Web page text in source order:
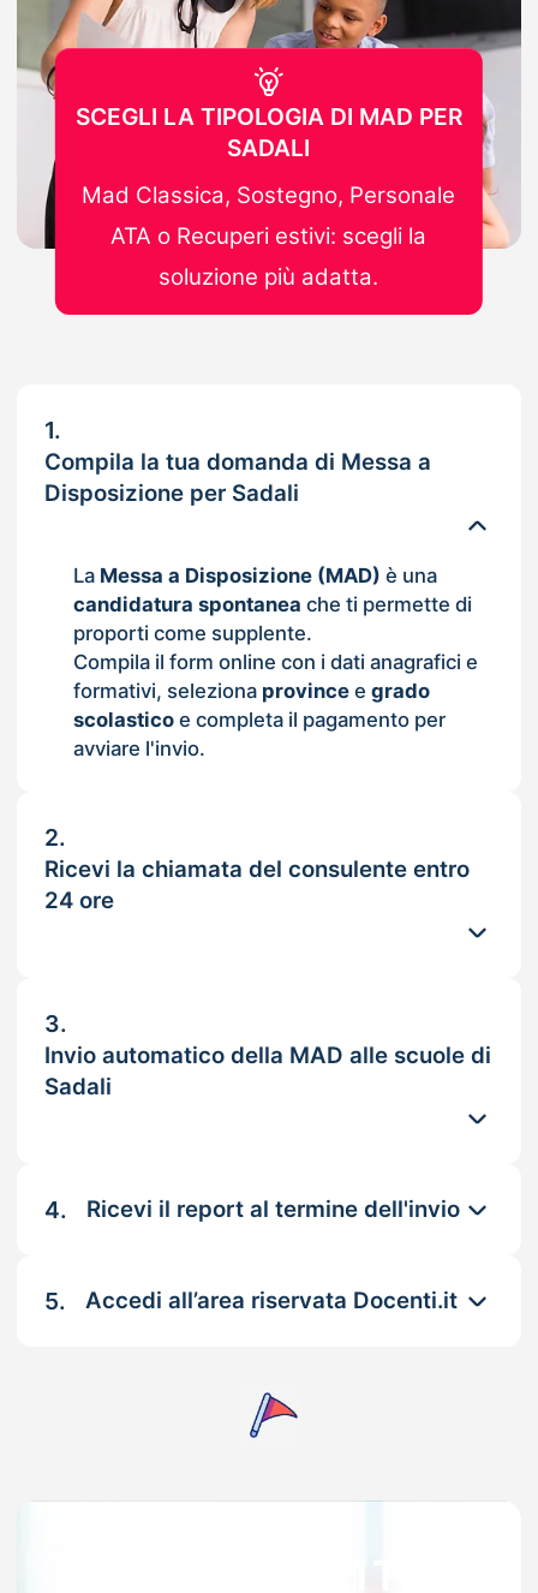
1.
Compila la tua domanda di Messa a
Disposizione per Sadali
La Messa a Disposizione (MAD) è una
candidatura spontanea che ti permette di
proporti come supplente.
Compila il form online con i dati anagrafici e
formativi, seleziona provincee grado
scolasticoe completa il pagamento per
avviare l'invio.
2.
Ricevi la chiamata del consulente entro
24 ore
3.
Invio automatico della MAD alle scuole di
Sadali
4. Ricevi il report al termine dell'invio
5. Accedi all’area riservata Docenti.it
SCEGLI LA TIPOLOGIA DI MAD PER
SADALI
Mad Classica, Sostegno, Personale
ATA o Recuperi estivi: scegli la
soluzione più adatta.